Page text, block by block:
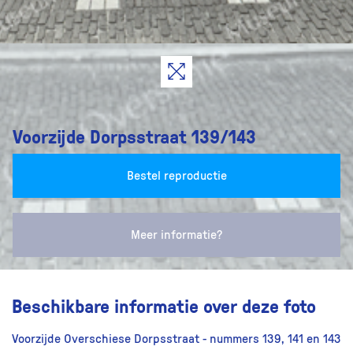
Voorzijde Dorpsstraat 139/143
Bestel reproductie
Meer informatie?
Beschikbare informatie over deze foto
Voorzijde Overschiese Dorpsstraat - nummers 139, 141 en 143